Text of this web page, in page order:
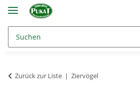
Zurück zur Liste Ziervögel